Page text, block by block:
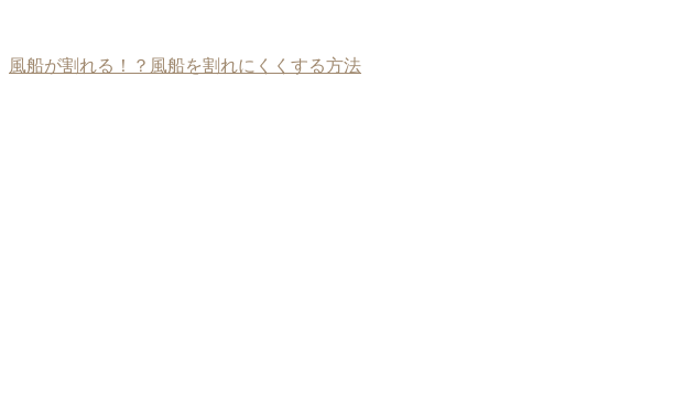
風船が割れる！？風船を割れにくくする方法